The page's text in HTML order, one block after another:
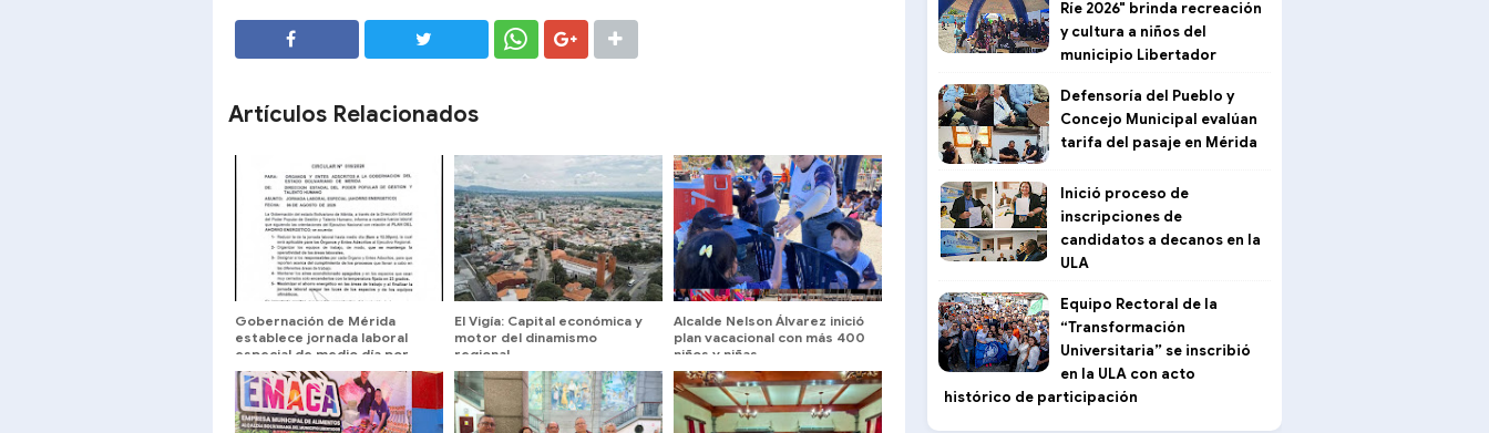
Artículos Relacionados
Gobernación de Mérida
establece jornada laboral
especial de medio día por
Plan de Ahorro Energético
El Vigía: Capital económica y
motor del dinamismo
regional
Alcalde Nelson Álvarez inició
plan vacacional con más 400
niños y niñas
Ríe 2026" brinda recreación
y cultura a niños del
municipio Libertador
Defensoría del Pueblo y
Concejo Municipal evalúan
tarifa del pasaje en Mérida
Inició proceso de
inscripciones de
candidatos a decanos en la
ULA
Equipo Rectoral de la
“Transformación
Universitaria” se inscribió
en la ULA con acto
histórico de participación